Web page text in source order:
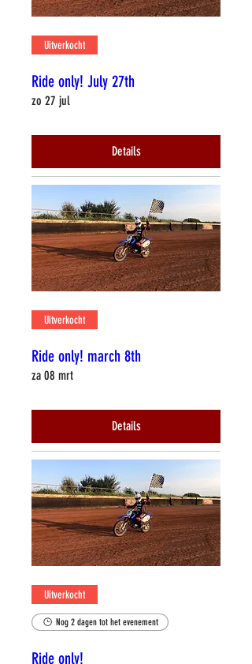
Uitverkocht
Ride only! July 27th
zo 27 jul
Details
Uitverkocht
Ride only! march 8th
za 08 mrt
Details
Uitverkocht
Nog 2 dagen tot het evenement
Ride only!